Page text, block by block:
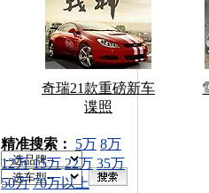
奇瑞21款重磅新车
谍照
车型搜索：
精准搜索： 5万 8万
12万 15万 22万 35万
50万 70万以上